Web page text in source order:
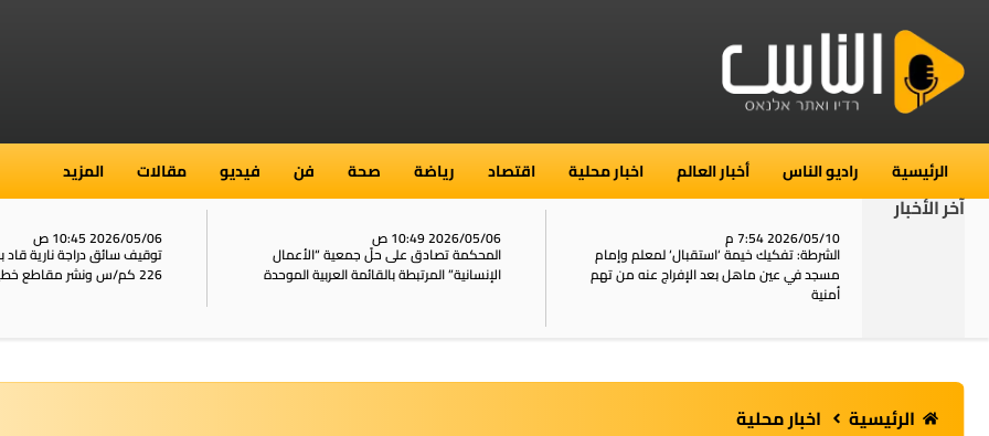
الرئيسية راديو الناس أخبار العالم اخبار محلية اقتصاد رياضة صحة فن فيديو مقالات المزيد
آخر الأخبار
2026/05/10 7:54 م
الشرطة: تفكيك خيمة ‘استقبال‘ لمعلم وإمام
مسجد في عين ماهل بعد الإفراج عنه من تهم
أمنية
2026/05/06 10:49 ص
المحكمة تصادق على حلّ جمعية “الأعمال
الإنسانية” المرتبطة بالقائمة العربية الموحدة
2026/05/06 10:45 ص
توقيف سائق دراجة نارية
226 كم/س ونشر مقاطع خطيرة على الشبكات
الرئيسية اخبار محلية